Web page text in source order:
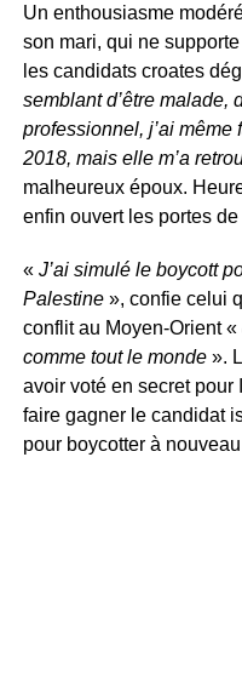
Un enthousiasme
son mari, qui ne
les candidats croates
semblant d’être malade,
professionnel, j’ai même
2018, mais elle m’a
malheureux époux.
enfin ouvert les portes
« J’ai simulé le boycott
Palestine », confie celui
conflit au Moyen-Orient «
comme tout le monde ».
avoir voté en secret pour
faire gagner le candidat
pour boycotter à